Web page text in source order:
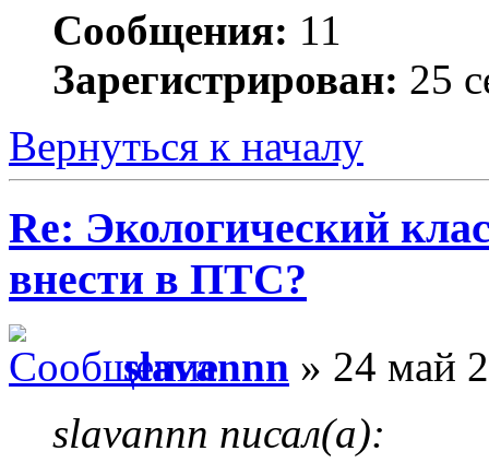
Сообщения: 11
Зарегистрирован: 25
Вернуться к началу
Re: Экологический
внести в ПТС?
slavannn » 24 май
slavannn писал(а):